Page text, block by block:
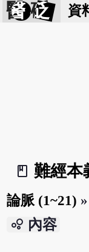
醫 砭 資
book_2
難經本
論脈 (1~21) »
bubble_chart 內容